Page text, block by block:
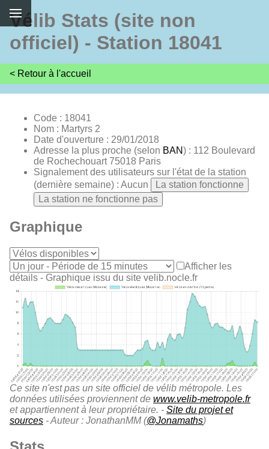
Vélib Stats (site non
officiel) - Station 18041
< Retour à l'accueil
Code : 18041
Nom : Martyrs 2
Date d'ouverture : 29/01/2018
Adresse la plus proche (selon BAN) : 112 Boulevard
de Rochechouart 75018 Paris
Signalement des utilisateurs sur l'état de la station
(dernière semaine) : Aucun
La station fonctionne
La station ne fonctionne pas
Graphique
Afficher les
détails - Graphique issu du site velib.nocle.fr
Ce site n'est pas un site officiel de vélib métropole. Les
données utilisées proviennent de www.velib-metropole.fr
et appartiennent à leur propriétaire. - Site du projet et
sources - Auteur : JonathanMM (@Jonamaths)